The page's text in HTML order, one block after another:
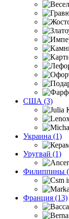
США (3)
Украина (1)
Уругвай (1)
Филиппины
Франция (13)